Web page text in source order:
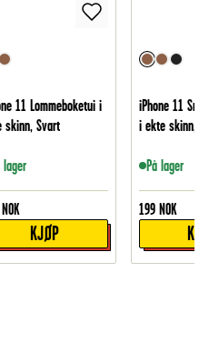
11 Lommeboketui i
skinn, Svart
lager
NOK
KJØP
iPhone 11
i ekte skinn,
På lager
199 NOK